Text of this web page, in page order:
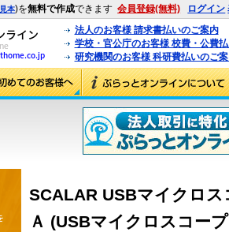
見本)を無料で作成できます 会員登録(無料) ログイン
法人のお客様 請求書払いのご案内
学校・官公庁のお客様 校費・公費
研究機関のお客様 科研費払いのご
SCALAR USBマイクロ
Ａ (USBマイクロスコー